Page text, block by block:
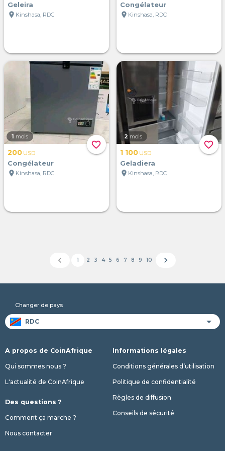
Geleira
location_on Kinshasa, RDC
Congélateur
location_on Kinshasa, RDC
favorite_border
1 mois
200 USD
Congélateur
location_on Kinshasa, RDC
favorite_border
2 mois
1 100 USD
Geladiera
location_on Kinshasa, RDC
chevron_left 1 2 3 4 5 6 7 8 9 10 chevron_right
Changer de pays
A propos de CoinAfrique
Qui sommes nous ?
L'actualité de CoinAfrique
Des questions ?
Comment ça marche ?
Nous contacter
Informations légales
Conditions générales d’utilisation
Politique de confidentialité
Règles de diffusion
Conseils de sécurité